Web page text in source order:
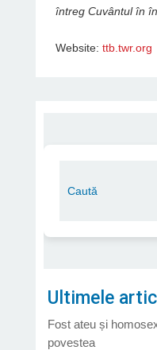
întreg Cuvântul în
Website: ttb.twr.org
Ultimele
Fost ateu și
povestea